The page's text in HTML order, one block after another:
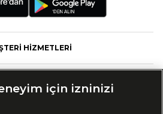
HİZMETLERİ
için izninizi